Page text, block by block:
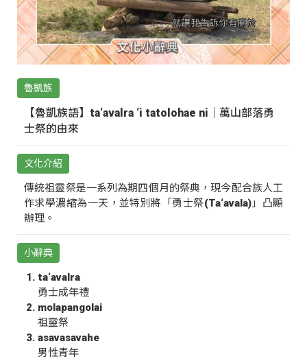
魯凱族
【魯凱族語】ta‘avalra ‘i tatolohae ni｜萬山部落勇
士祭的由來
文化介紹
傳統祖靈祭是一系列為期四個月的祭典，現今配合族人工
作求學濃縮為一天，並特別將「勇士祭(Ta‘avala)」凸顯
辦理。
小辭典
ta‘avalra
勇士成年禮
molapangolai
祖靈祭
asavasavahe
男性青年